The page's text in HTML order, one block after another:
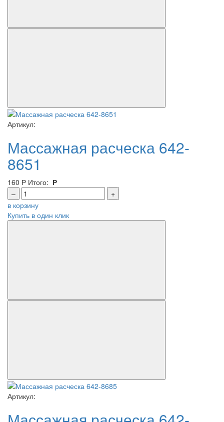
Артикул:
Массажная расческа 642-
8651
160 Р Итого: Р
–
+
в корзину
Купить в один клик
Артикул: